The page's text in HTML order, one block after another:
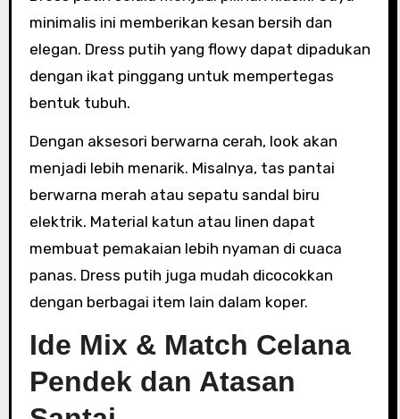
minimalis ini memberikan kesan bersih dan
elegan. Dress putih yang flowy dapat dipadukan
dengan ikat pinggang untuk mempertegas
bentuk tubuh.
Dengan aksesori berwarna cerah, look akan
menjadi lebih menarik. Misalnya, tas pantai
berwarna merah atau sepatu sandal biru
elektrik. Material katun atau linen dapat
membuat pemakaian lebih nyaman di cuaca
panas. Dress putih juga mudah dicocokkan
dengan berbagai item lain dalam koper.
Ide Mix & Match Celana
Pendek dan Atasan